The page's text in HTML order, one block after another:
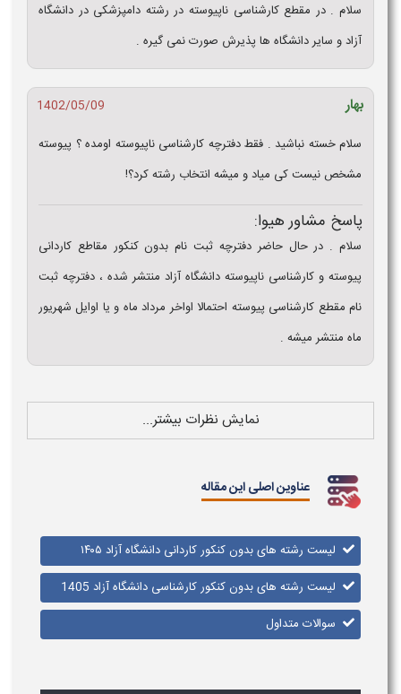
سلام . در مقطع کارشناسی ناپیوسته در رشته دامپزشکی در دانشگاه
آزاد و سایر دانشگاه ها پذیرش صورت نمی گیره .
بهار
1402/05/09
سلام خسته نباشید . فقط دفترچه کارشناسی ناپیوسته اومده ؟ پیوسته
مشخص نیست کی میاد و میشه انتخاب رشته کرد؟!
پاسخ مشاور هیوا:
سلام . در حال حاضر دفترچه ثبت نام بدون کنکور مقاطع کاردانی
پیوسته و کارشناسی ناپیوسته دانشگاه آزاد منتشر شده ، دفترچه ثبت
نام مقطع کارشناسی پیوسته احتمالا اواخر مرداد ماه و یا اوایل شهریور
ماه منتشر میشه .
نمایش نظرات بیشتر...
عناوین اصلی این مقاله
لیست رشته های بدون کنکور کاردانی دانشگاه آزاد ۱۴۰۵
لیست رشته های بدون کنکور کارشناسی دانشگاه آزاد 1405
سوالات متداول